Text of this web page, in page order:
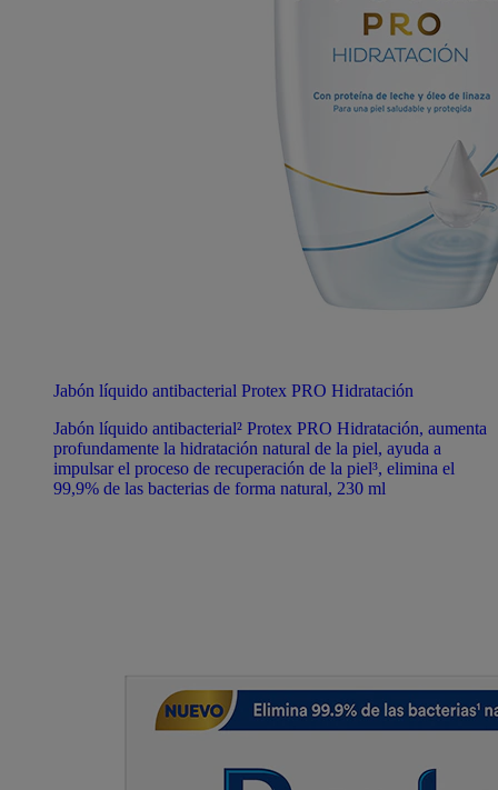
Jabón líquido antibacterial Protex PRO Hidratación
Jabón líquido antibacterial² Protex PRO Hidratación, aumenta
profundamente la hidratación natural de la piel, ayuda a
impulsar el proceso de recuperación de la piel³, elimina el
99,9% de las bacterias de forma natural, 230 ml